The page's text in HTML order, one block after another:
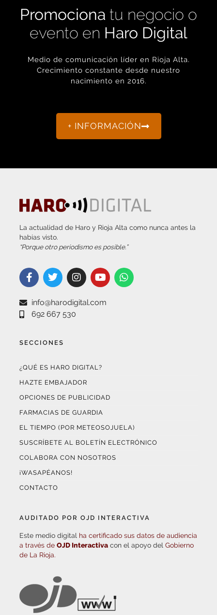
Promociona tu negocio o
evento en Haro Digital
Medio de comunicación líder en Rioja Alta.
Crecimiento constante desde nuestro
nacimiento en 2016.
+ INFORMACIÓN
La actualidad de Haro y Rioja Alta como nunca antes la
habías visto.
“Porque otro periodismo es posible.”
info@harodigital.com
692 667 530
SECCIONES
¿QUÉ ES HARO DIGITAL?
HAZTE EMBAJADOR
OPCIONES DE PUBLICIDAD
FARMACIAS DE GUARDIA
EL TIEMPO (POR METEOSOJUELA)
SUSCRÍBETE AL BOLETÍN ELECTRÓNICO
COLABORA CON NOSOTROS
¡WASAPÉANOS!
CONTACTO
AUDITADO POR OJD INTERACTIVA
Este medio digital ha certificado sus datos de audiencia
a través de OJD Interactiva con el apoyo del Gobierno
de La Rioja.